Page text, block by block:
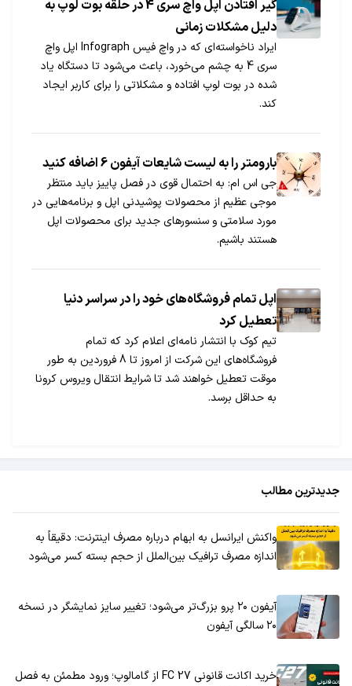
گیر افتادن اپل واچ سری 4 در حلقه بوت لوپ به
دلیل مشکلات زمانی
ایراد ناخواسته‌ای که در واچ فیس Infograph اپل واچ
سری 4 به چشم می‌خورد، باعث می‌شود تا دستگاه یاد
شده در بوت لوپ افتاده و مشکلاتی را برای کاربر ایجاد
کند.
بارومتر را به لیست شایعات آیفون 6 اضافه کنید
جی اس ام: به احتمال قوی در فصل پاییز باید منتظر
موجی عظیم از محصولات پوشیدنی اپل و برنامه‌هایی در
مورد سلامتی و سنسورهای جدید برای محصولات اپل
هستند باشیم.
اپل تمام فروشگاه‌های خود را در سراسر دنیا
تعطیل کرد
تیم کوک با انتشار نامه‌ای اعلام کرد که تمام
فروشگاه‌های این شرکت از امروز تا 8 فروردین به طور
موقت تعطیل خواهند شد تا شرایط انتقال ویروس کرونا
به حداقل برسد.
جدیدترین مطالب
واکنش ایرانسل به ابهام درباره مصرف اینترنت: دقیقاً به
اندازه مصرف ترافیک بین‌الملل از حجم بسته کسر می‌شود
آیفون ۲۰ پرو بزرگ‌تر می‌شود؛ تغییر سایز نمایشگر در نسخه
۲۰ سالگی آیفون
خرید اکانت قانونی FC 27 از گامالوپ؛ ورود مطمئن به فصل